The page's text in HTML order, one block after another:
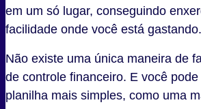
em um só lugar, conseguindo
facilidade onde você está gastando.
Não existe uma única maneira de
de controle financeiro. E você
planilha mais simples, como uma